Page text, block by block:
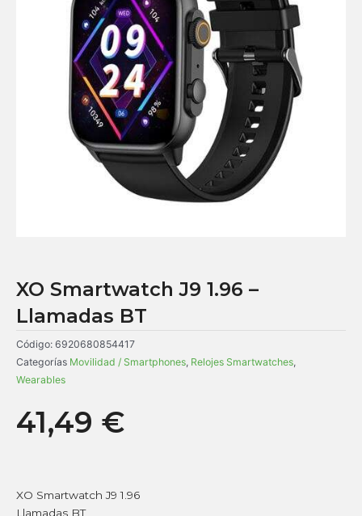
XO Smartwatch J9 1.96 –
Llamadas BT
Código: 6920680854417
Categorías Movilidad / Smartphones, Relojes Smartwatches,
Wearables
41,49 €
XO Smartwatch J9 1.96
Llamadas BT